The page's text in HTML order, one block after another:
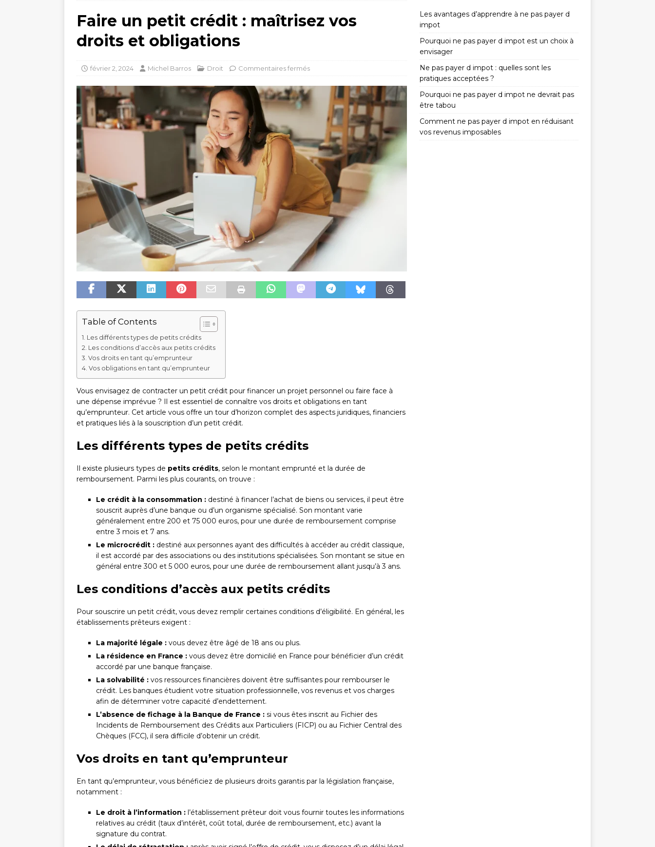
Faire un petit crédit : maîtrisez vos
droits et obligations
février 2, 2024 Michel Barros Droit Commentaires fermés
Table of Contents
Les différents types de petits crédits
Les conditions d’accès aux petits crédits
Vos droits en tant qu’emprunteur
Vos obligations en tant qu’emprunteur
Vous envisagez de contracter un petit crédit pour financer un projet personnel ou faire face à
une dépense imprévue ? Il est essentiel de connaître vos droits et obligations en tant
qu’emprunteur. Cet article vous offre un tour d’horizon complet des aspects juridiques, financiers
et pratiques liés à la souscription d’un petit crédit.
Les différents types de petits crédits
Il existe plusieurs types de petits crédits, selon le montant emprunté et la durée de
remboursement. Parmi les plus courants, on trouve :
Le crédit à la consommation : destiné à financer l’achat de biens ou services, il peut être
souscrit auprès d’une banque ou d’un organisme spécialisé. Son montant varie
généralement entre 200 et 75 000 euros, pour une durée de remboursement comprise
entre 3 mois et 7 ans.
Le microcrédit : destiné aux personnes ayant des difficultés à accéder au crédit classique,
il est accordé par des associations ou des institutions spécialisées. Son montant se situe en
général entre 300 et 5 000 euros, pour une durée de remboursement allant jusqu’à 3 ans.
Les conditions d’accès aux petits crédits
Pour souscrire un petit crédit, vous devez remplir certaines conditions d’éligibilité. En général, les
établissements prêteurs exigent :
La majorité légale : vous devez être âgé de 18 ans ou plus.
La résidence en France : vous devez être domicilié en France pour bénéficier d’un crédit
accordé par une banque française.
La solvabilité : vos ressources financières doivent être suffisantes pour rembourser le
crédit. Les banques étudient votre situation professionnelle, vos revenus et vos charges
afin de déterminer votre capacité d’endettement.
L’absence de fichage à la Banque de France : si vous êtes inscrit au Fichier des
Incidents de Remboursement des Crédits aux Particuliers (FICP) ou au Fichier Central des
Chèques (FCC), il sera difficile d’obtenir un crédit.
Vos droits en tant qu’emprunteur
En tant qu’emprunteur, vous bénéficiez de plusieurs droits garantis par la législation française,
notamment :
Le droit à l’information : l’établissement prêteur doit vous fournir toutes les informations
relatives au crédit (taux d’intérêt, coût total, durée de remboursement, etc.) avant la
signature du contrat.
Les avantages d’apprendre à ne pas payer d
impot
Pourquoi ne pas payer d impot est un choix à
envisager
Ne pas payer d impot : quelles sont les
pratiques acceptées ?
Pourquoi ne pas payer d impot ne devrait pas
être tabou
Comment ne pas payer d impot en réduisant
vos revenus imposables